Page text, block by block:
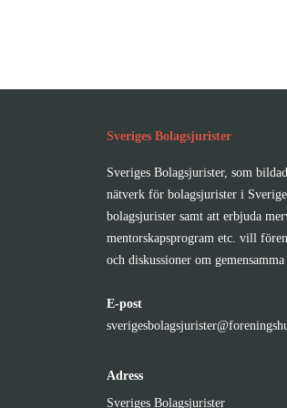
Sveriges Bolagsjurister
Sveriges Bolagsjurister, som
nätverk för bolagsjurister i
bolagsjurister samt att erbjuda
mentorskapsprogram etc. vill
och diskussioner om
E-post
Adress
Sveriges Bolagsjurister